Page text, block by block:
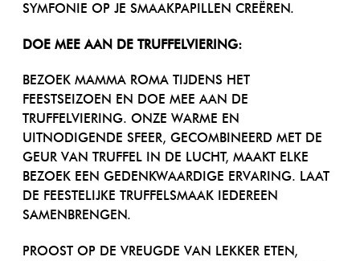
SYMFONIE OP JE SMAAKPAPILLEN CREËREN.
DOE MEE AAN DE TRUFFELVIERING:
BEZOEK MAMMA ROMA TIJDENS HET
FEESTSEIZOEN EN DOE MEE AAN DE
TRUFFELVIERING. ONZE WARME EN
UITNODIGENDE SFEER, GECOMBINEERD MET DE
GEUR VAN TRUFFEL IN DE LUCHT, MAAKT ELKE
BEZOEK EEN GEDENKWAARDIGE ERVARING. LAAT
DE FEESTELIJKE TRUFFELSMAAK IEDEREEN
SAMENBRENGEN.
PROOST OP DE VREUGDE VAN LEKKER ETEN,